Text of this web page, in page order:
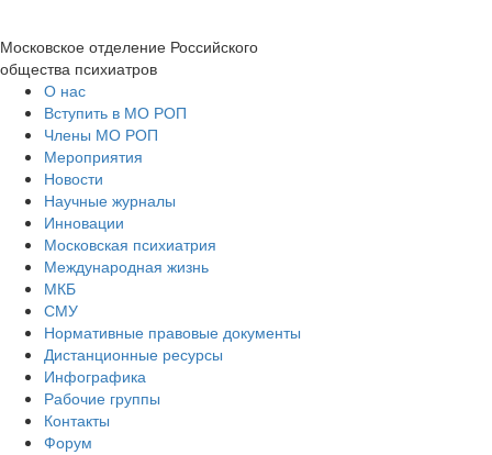
Московское отделение Российского
общества психиатров
О нас
Вступить в МО РОП
Члены МО РОП
Мероприятия
Новости
Научные журналы
Инновации
Московская психиатрия
Международная жизнь
МКБ
СМУ
Нормативные правовые документы
Дистанционные ресурсы
Инфографика
Рабочие группы
Контакты
Форум